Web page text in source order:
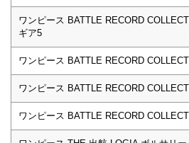
ワンピース BATTLE RECORD
ギア5
ワンピース BATTLE RECORD
ワンピース BATTLE RECORD
ワンピース BATTLE RECORD